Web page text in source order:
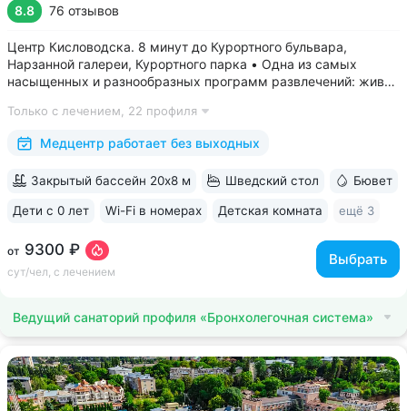
8.8 76 отзывов
Центр Кисловодска. 8 минут до Курортного бульвара,
Нарзанной галереи, Курортного парка • Одна из самых
насыщенных и разнообразных программ развлечений: живая
стендап, мастер-классы по рисованию «эбру» и танцам
(бачата, восточные танцы)....
Только с лечением, 22 профиля
Медцентр работает без выходных
от 9300 ₽
сут/чел, с лечением
Выбрать
Закрытый бассейн 20х8 м Шведский стол Бювет
Дети с 0 лет Wi-Fi в номерах Детская комната ещё 3
Ведущий санаторий профиля «Бронхолегочная система»